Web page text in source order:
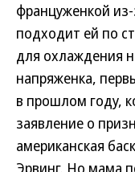
француженкой
подходит ей по
для охлаждения
напряженка,
в прошлом году,
заявление о
американская
Эрвинг. Но мама